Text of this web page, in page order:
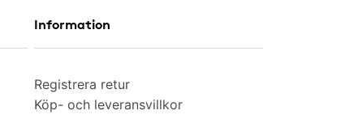
Information
Registrera retur
Köp- och leveransvillkor